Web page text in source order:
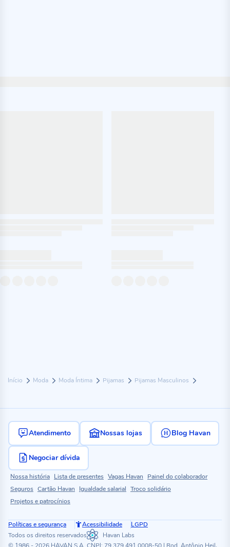
Início Moda Moda Íntima Pijamas Pijamas Masculinos
Atendimento Nossas lojas Blog Havan
Negociar dívida
Nossa história Lista de presentes Vagas Havan
Painel do colaborador
Seguros Cartão Havan Igualdade salarial Troco solidário
Projetos e patrocínios
Políticas e segurança Acessibilidade
LGPD
Todos os direitos reservados
Havan Labs